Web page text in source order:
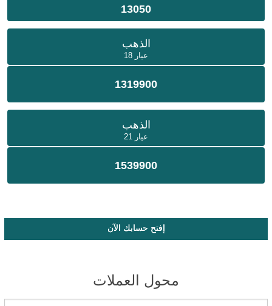
13050
الذهب
عيار 18
1319900
الذهب
عيار 21
1539900
إفتح حسابك الآن
محول العملات